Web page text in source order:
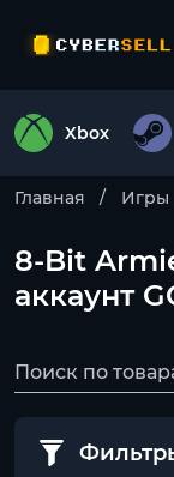
Xbox
Главная Игры
8-Bit
аккаунт